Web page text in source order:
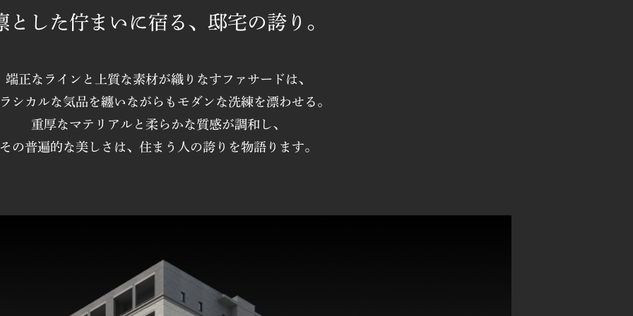
とした佇まいに宿る、邸宅の誇り。
端正なラインと上質な素材が織りなすファサードは、
シカルな気品を纏いながらもモダンな洗練を漂わせる。
重厚なマテリアルと柔らかな質感が調和し、
その普遍的な美しさは、住まう人の誇りを物語ります。